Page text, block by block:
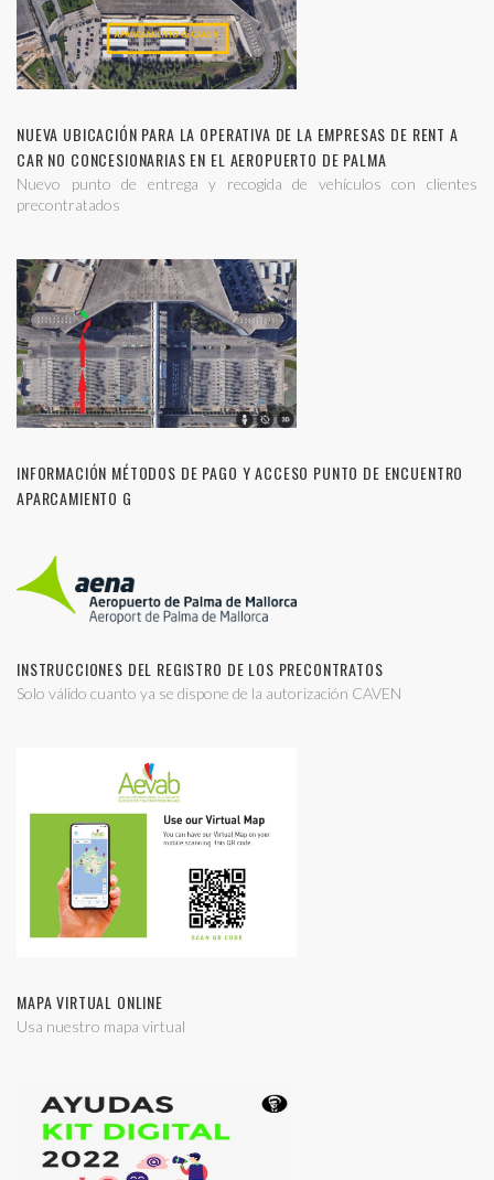
NUEVA UBICACIÓN PARA LA OPERATIVA DE LA EMPRESAS DE RENT A
CAR NO CONCESIONARIAS EN EL AEROPUERTO DE PALMA
Nuevo punto de entrega y recogida de vehículos con clientes
precontratados
INFORMACIÓN MÉTODOS DE PAGO Y ACCESO PUNTO DE ENCUENTRO
APARCAMIENTO G
INSTRUCCIONES DEL REGISTRO DE LOS PRECONTRATOS
Solo válido cuanto ya se dispone de la autorización CAVEN
MAPA VIRTUAL ONLINE
Usa nuestro mapa virtual